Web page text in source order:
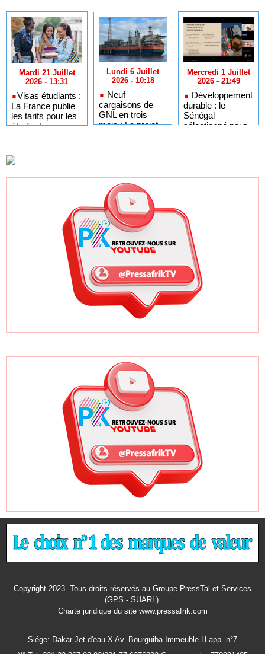
Mardi 21 Juillet
2026 - 13:31
​Visas étudiants :
La France publie
les tarifs pour les
étudiants
africains
Lundi 6 Juillet
2026 - 10:18
Neuf
cargaisons de
GNL en trois
mois : Le projet
Mercredi 1 Juillet
2026 - 21:49
Développement
durable : le
Sénégal
sélectionné pour
ODD
Copyright 2023. Tous droits réservés au Groupe PressTal et Services
(GPS - SUARL).
Charte juridiquedu site www.pressafrik.com
Siége: Dakar Jet d'eau X Av. Bourguiba Immeuble H app. n°7